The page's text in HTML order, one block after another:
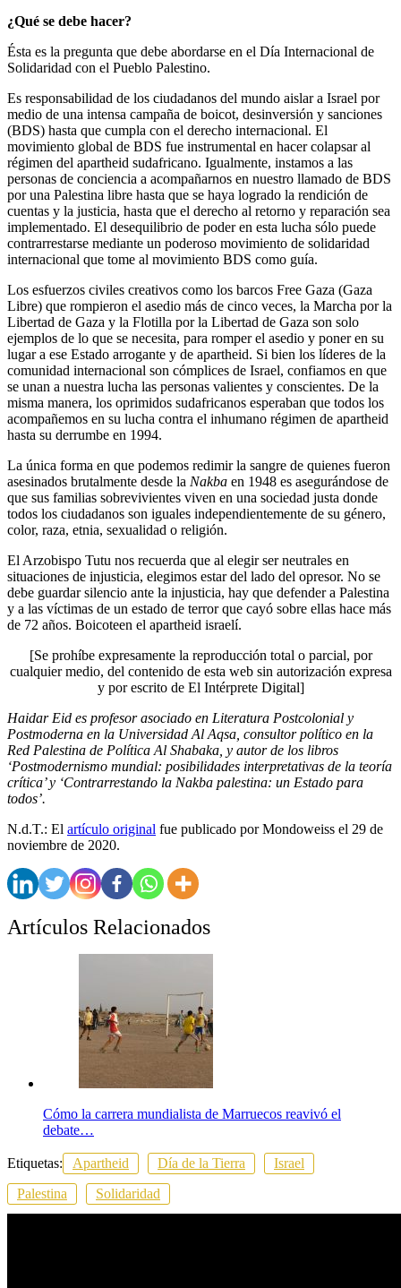
¿Qué se debe hacer?
Ésta es la pregunta que debe abordarse en el Día Internacional de
Solidaridad con el Pueblo Palestino.
Es responsabilidad de los ciudadanos del mundo aislar a Israel por
medio de una intensa campaña de boicot, desinversión y sanciones
(BDS) hasta que cumpla con el derecho internacional. El
movimiento global de BDS fue instrumental en hacer colapsar al
régimen del apartheid sudafricano. Igualmente, instamos a las
personas de conciencia a acompañarnos en nuestro llamado de BDS
por una Palestina libre hasta que se haya logrado la rendición de
cuentas y la justicia, hasta que el derecho al retorno y reparación sea
implementado. El desequilibrio de poder en esta lucha sólo puede
contrarrestarse mediante un poderoso movimiento de solidaridad
internacional que tome al movimiento BDS como guía.
Los esfuerzos civiles creativos como los barcos Free Gaza (Gaza
Libre) que rompieron el asedio más de cinco veces, la Marcha por la
Libertad de Gaza y la Flotilla por la Libertad de Gaza son solo
ejemplos de lo que se necesita, para romper el asedio y poner en su
lugar a ese Estado arrogante y de apartheid. Si bien los líderes de la
comunidad internacional son cómplices de Israel, confiamos en que
se unan a nuestra lucha las personas valientes y conscientes. De la
misma manera, los oprimidos sudafricanos esperaban que todos los
acompañemos en su lucha contra el inhumano régimen de apartheid
hasta su derrumbe en 1994.
La única forma en que podemos redimir la sangre de quienes fueron
asesinados brutalmente desde la Nakba en 1948 es asegurándose de
que sus familias sobrevivientes viven en una sociedad justa donde
todos los ciudadanos son iguales independientemente de su género,
color, raza, etnia, sexualidad o religión.
El Arzobispo Tutu nos recuerda que al elegir ser neutrales en
situaciones de injusticia, elegimos estar del lado del opresor. No se
debe guardar silencio ante la injusticia, hay que defender a Palestina
y a las víctimas de un estado de terror que cayó sobre ellas hace más
de 72 años. Boicoteen el apartheid israelí.
[Se prohíbe expresamente la reproducción total o parcial, por
cualquier medio, del contenido de esta web sin autorización expresa
y por escrito de El Intérprete Digital]
Haidar Eid es profesor asociado en Literatura Postcolonial y
Postmoderna en la Universidad Al Aqsa, consultor político en la
Red Palestina de Política Al Shabaka, y autor de los libros
‘Postmodernismo mundial: posibilidades interpretativas de la teoría
crítica’ y ‘Contrarrestando la Nakba palestina: un Estado para
todos’.
N.d.T.: El artículo original fue publicado por Mondoweiss el 29 de
noviembre de 2020.
Artículos Relacionados
Cómo la carrera mundialista de Marruecos reavivó el
debate…
Etiquetas: Apartheid Día de la Tierra
Israel
Palestina
Solidaridad